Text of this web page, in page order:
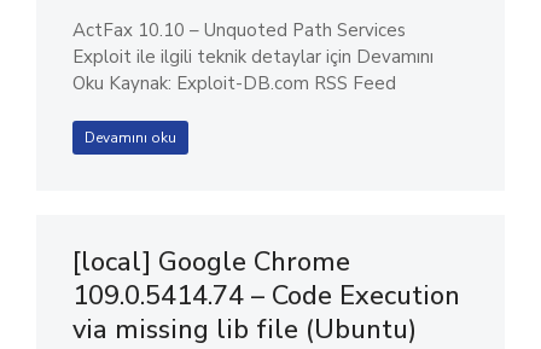
ActFax 10.10 – Unquoted Path Services
Exploit ile ilgili teknik detaylar için Devamını
Oku Kaynak: Exploit-DB.com RSS Feed
Devamını oku
[local] Google Chrome
109.0.5414.74 – Code Execution
via missing lib file (Ubuntu)